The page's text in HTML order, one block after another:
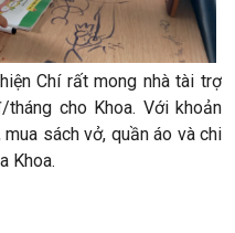
Chí rất mong nhà tài trợ
tháng cho Khoa. Với khoản
sách vở, quần áo và chi
Khoa.